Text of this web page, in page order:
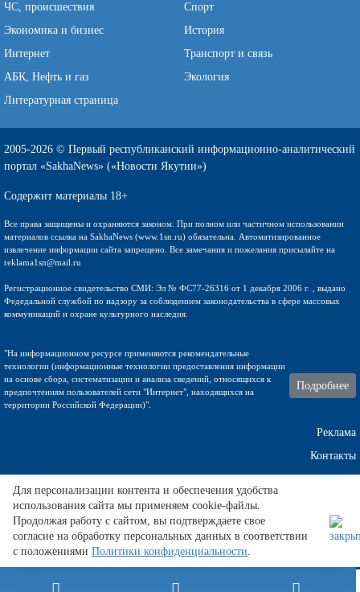
ЧС, происшествия
Спорт
Экономика и бизнес
История
Интернет
Транспорт и связь
АБК, Нефть и газ
Экология
Литературная страница
2005-2026 © Первый республиканский информационно-аналитический
портал «SakhaNews» («Новости Якутии»)
Содержит материалы 18+
Все права защищены и охраняются законом. При полном или частичном использовании
материалов ссылка на SakhaNews (www.1sn.ru) обязательна. Автоматизированное
извлечение информации сайта запрещено. Все замечания и пожелания присылайте на
reklama1sn@mail.ru
Регистрационное свидетельство СМИ: Эл № ФС77-26316 от 1 декабря 2006 г. , выдано
Федедальной службой по надзору за соблюдением законодательства в сфере массовых
коммуникаций и охране культурного наследия.
"На информационном ресурсе применяются рекомендательные
технологии (информационные технологии предоставления информации
на основе сбора, систематизации и анализа сведений, относящихся к
предпочтениям пользователей сети "Интернет", находящихся на
территории Российской Федерации)".
Подробнее
Реклама
Контакты
Техническа поддержка
Кодирование от алкоголизма отпротивопоказания к кодированию.
Для персонализации контента и обеспечения удобства
использования сайта мы применяем cookie-файлы.
Продолжая работу с сайтом, вы подтверждаете свое
согласие на обработку персональных данных в соответствии
с положениями Политики конфиденциальности.